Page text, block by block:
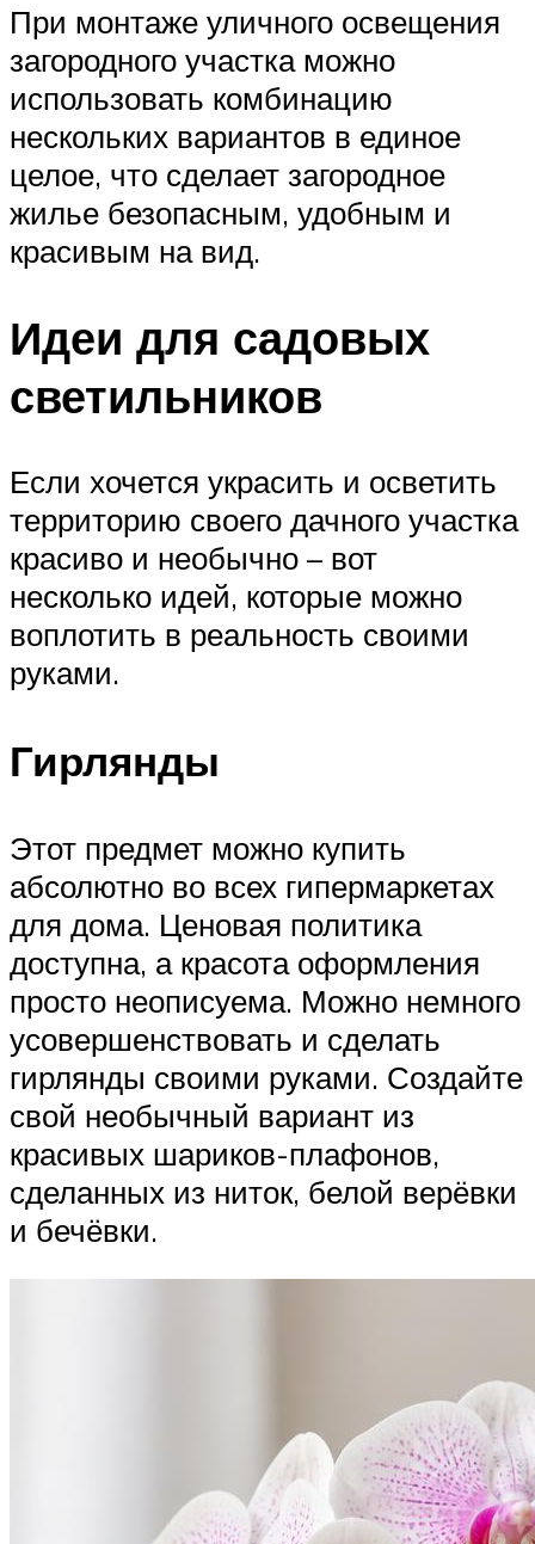
При монтаже уличного освещения
загородного участка можно
использовать комбинацию
нескольких вариантов в единое
целое, что сделает загородное
жилье безопасным, удобным и
красивым на вид.
Идеи для садовых
светильников
Если хочется украсить и осветить
территорию своего дачного участка
красиво и необычно – вот
несколько идей, которые можно
воплотить в реальность своими
руками.
Гирлянды
Этот предмет можно купить
абсолютно во всех гипермаркетах
для дома. Ценовая политика
доступна, а красота оформления
просто неописуема. Можно немного
усовершенствовать и сделать
гирлянды своими руками. Создайте
свой необычный вариант из
красивых шариков-плафонов,
сделанных из ниток, белой верёвки
и бечёвки.